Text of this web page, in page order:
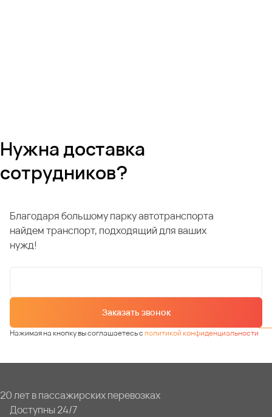
Нужна доставка
сотрудников?
Благодаря большому парку автотранспорта
найдем транспорт, подходящий для ваших
нужд!
Заказать звонок
Нажимая на кнопку вы соглашаетесь сполитикой конфиденциальности
20 лет в пассажирских перевозках
Доступны 24/7